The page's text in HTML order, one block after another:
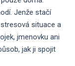
Jenže stačí
situace a
jmenovku ani
jak ji spojit